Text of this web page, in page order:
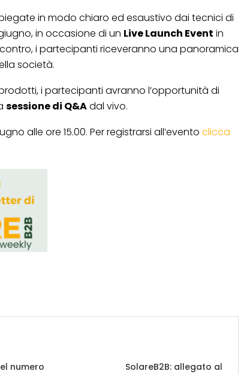
in modo chiaro ed esaustivo dai tecnici di
in occasione di un Live Launch Event in
i partecipanti riceveranno una panoramica
società.
i partecipanti avranno l’opportunità di
sessione di Q&Adal vivo.
alle ore 15.00. Per registrarsi all’evento clicca
numero
SolareB2B: allegato al